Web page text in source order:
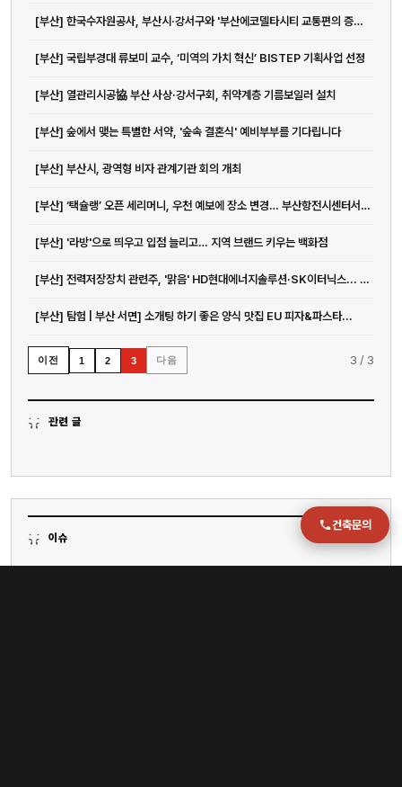
[부산] 한국수자원공사, 부산시·강서구와 '부산에코델타시티 교통편의 증진' ...
[부산] 국립부경대 류보미 교수, ‘미역의 가치 혁신’ BISTEP 기획사업 선정
[부산] 열관리시공協 부산 사상·강서구회, 취약계층 기름보일러 설치
[부산] 숲에서 맺는 특별한 서약, '숲속 결혼식' 예비부부를 기다립니다
[부산] 부산시, 광역형 비자 관계기관 회의 개최
[부산] ‘택슐랭’ 오픈 세리머니, 우천 예보에 장소 변경… 부산항전시센터서...
[부산] '라방'으로 띄우고 입점 늘리고… 지역 브랜드 키우는 백화점
[부산] 전력저장장치 관련주, '맑음' HD현대에너지솔루션·SK이터닉스... '먹구...
[부산] 탐험 | 부산 서면] 소개팅 하기 좋은 양식 맛집 EU 피자&파스타...
이전 1 2 3 다음 3 / 3
관련 글
이슈
건축문의
전화
부산 강서구 명지국제2로 41
POSCO 샤인오피스 306호
운영시간
월–금 09:00–18:00